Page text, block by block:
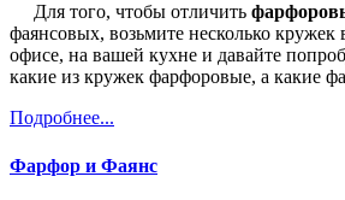
Для того, чтобы отличить
фаянсовых, возьмите несколько
офисе, на вашей кухне и давайте
какие из кружек фарфоровые, а какие
Подробнее...
Фарфор и Фаянс